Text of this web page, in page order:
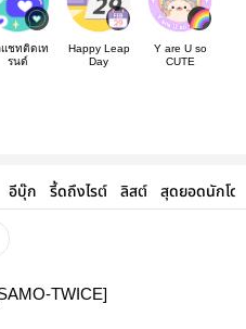
ชทติดเท
รนด์
Happy Leap
Day
Y are U so
CUTE
อีบุ๊ก รี้ดถึงไรต์ ลิสต์ สุดยอดนักโด
TWICE]